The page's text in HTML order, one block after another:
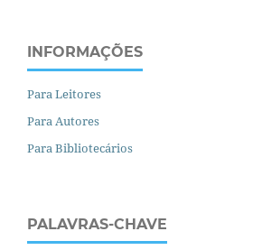
INFORMAÇÕES
Para Leitores
Para Autores
Para Bibliotecários
PALAVRAS-CHAVE